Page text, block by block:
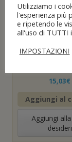
Olio
15,03€
Aggiungi al
Aggiungi
desideri
Utilizziamo i
l'esperienza più
e ripetendo le
all'uso di TUTTI
IMPOSTAZIONI